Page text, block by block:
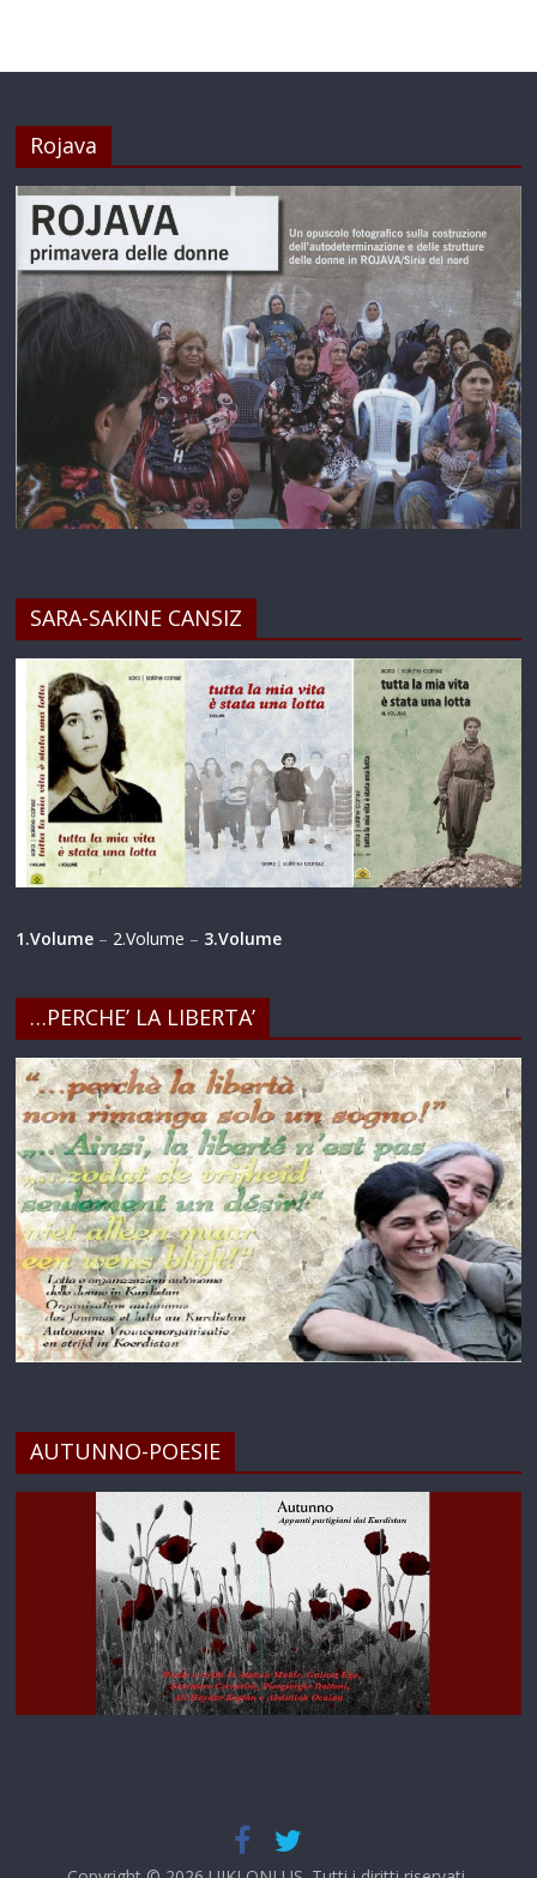
Rojava
SARA-SAKINE CANSIZ
1.Volume – 2.Volume – 3.Volume
…PERCHE’ LA LIBERTA’
AUTUNNO-POESIE